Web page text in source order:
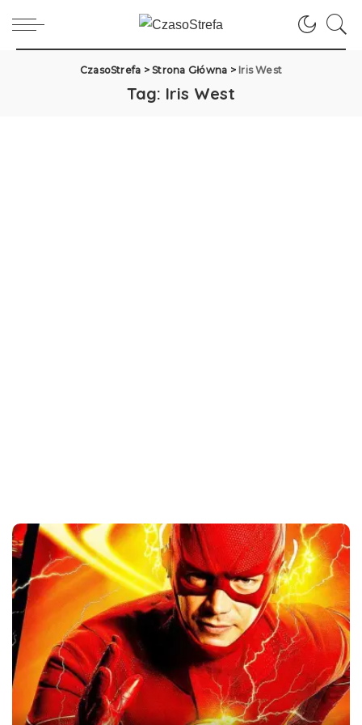
CzasoStrefa >Strona Główna > Iris West
Tag: Iris West